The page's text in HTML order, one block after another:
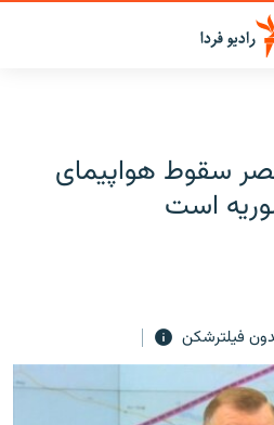
سقوط هواپیمای
است
فیلترشکن